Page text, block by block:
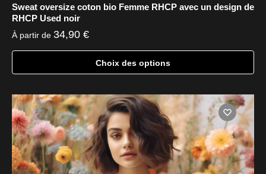
Sweat oversize coton bio Femme RHCP avec un design de
RHCP Used noir
À partir de 34,90 €
Choix des options
produit
a
plusieurs
variations.
Les
options